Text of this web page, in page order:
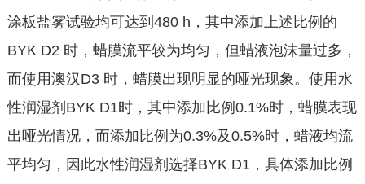
涂板盐雾试验均可达到480 h，其中添加上述比例的
BYK D2 时，蜡膜流平较为均匀，但蜡液泡沫量过多，
而使用澳汉D3 时，蜡膜出现明显的哑光现象。使用水
性润湿剂BYK D1时，其中添加比例0.1%时，蜡膜表现
出哑光情况，而添加比例为0.3%及0.5%时，蜡液均流
平均匀，因此水性润湿剂选择BYK D1，具体添加比例